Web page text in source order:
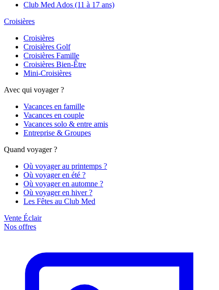
Club Med Ados (11 à 17 ans)
Croisières
Croisières
Croisières Golf
Croisières Famille
Croisières Bien-Être
Mini-Croisières
Avec qui voyager ?
Vacances en famille
Vacances en couple
Vacances solo & entre amis
Entreprise & Groupes
Quand voyager ?
Où voyager au printemps ?
Où voyager en été ?
Où voyager en automne ?
Où voyager en hiver ?
Les Fêtes au Club Med
Vente Éclair
Nos offres